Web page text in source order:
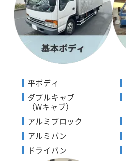
平ボディ
ダブルキャブ
（Wキャブ）
アルミブロック
アルミバン
ドライバン